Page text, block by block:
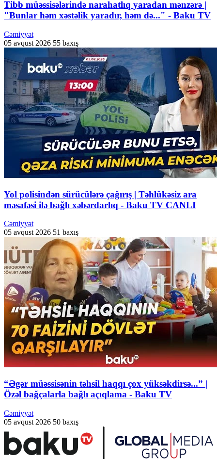
Tibb müəssisələrində narahatlıq yaradan mənzərə |
"Bunlar həm xəstəlik yaradır, həm də..." - Baku TV
Cəmiyyət
05 avqust 2026 55 baxış
Yol polisindən sürücülərə çağırış | Təhlükəsiz ara
məsafəsi ilə bağlı xəbərdarlıq - Baku TV CANLI
Cəmiyyət
05 avqust 2026 51 baxış
“Əgər müəssisənin təhsil haqqı çox yüksəkdirsə...” |
Özəl bağçalarla bağlı açıqlama - Baku TV
Cəmiyyət
05 avqust 2026 50 baxış